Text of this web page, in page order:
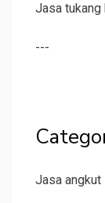
Jasa tukang
---
Jasa angkut